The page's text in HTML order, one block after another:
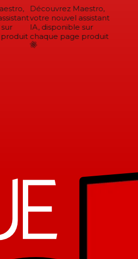
Découvrez Maestro,
votre nouvel assistant
IA, disponible sur
chaque page produit